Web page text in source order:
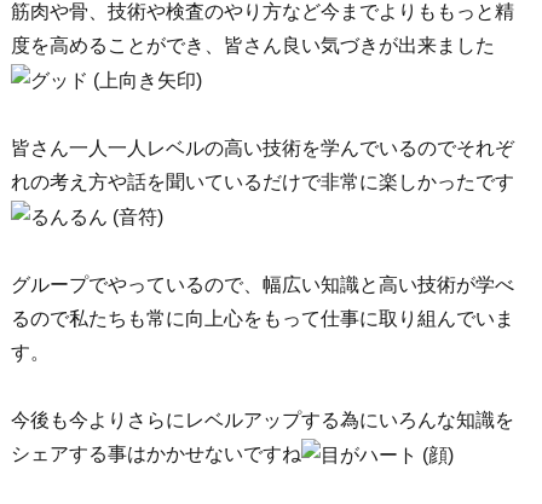
筋肉や骨、技術や検査のやり方など今までよりももっと精
度を高めることができ、皆さん良い気づきが出来ました
皆さん一人一人レベルの高い技術を学んでいるのでそれぞ
れの考え方や話を聞いているだけで非常に楽しかったです
グループでやっているので、幅広い知識と高い技術が学べ
るので私たちも常に向上心をもって仕事に取り組んでいま
す。
今後も今よりさらにレベルアップする為にいろんな知識を
シェアする事はかかせないですね